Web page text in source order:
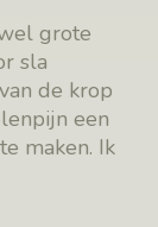
grote
sla
de krop
een
maken. Ik